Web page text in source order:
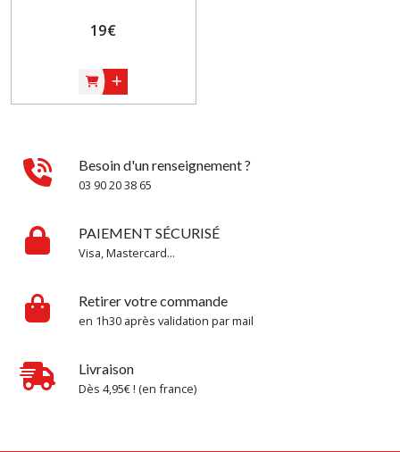
19€
Besoin d'un renseignement ?
03 90 20 38 65
PAIEMENT SÉCURISÉ
Visa, Mastercard...
Retirer votre commande
en 1h30 après validation par mail
Livraison
Dès 4,95€ ! (en france)